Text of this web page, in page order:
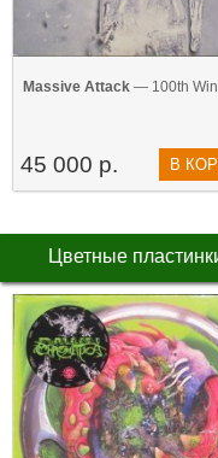
Massive Attack— 100th
45 000 р. В
Цветные